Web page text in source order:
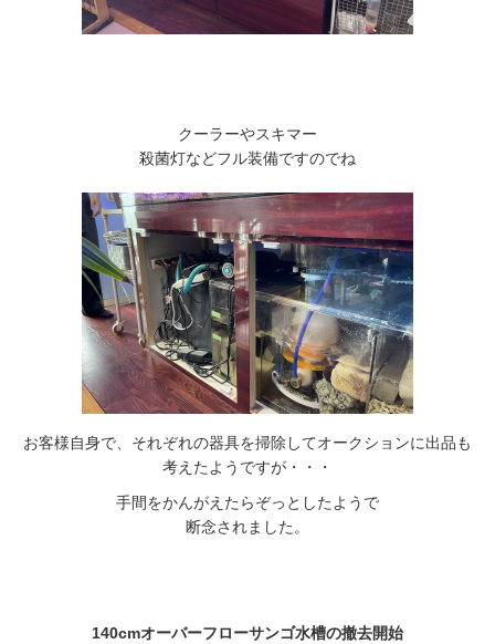
クーラーやスキマー
殺菌灯などフル装備ですのでね
お客様自身で、それぞれの器具を掃除してオークションに出品も
考えたようですが・・・
手間をかんがえたらぞっとしたようで
断念されました。
140cmオーバーフローサンゴ水槽の撤去開始